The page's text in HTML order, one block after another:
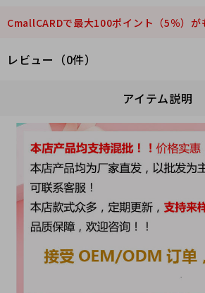
CmallCARDで最大100ポイント（5％）が
レビュー（0件）
アイテム説明